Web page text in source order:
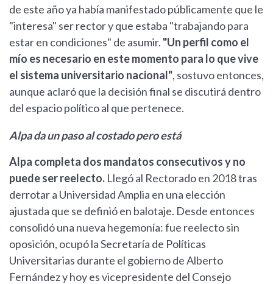
de este año ya había manifestado públicamente que le
"interesa" ser rector y que estaba "trabajando para
estar en condiciones" de asumir. "Un perfil como el
mío es necesario en este momento para lo que vive
el sistema universitario nacional", sostuvo entonces,
aunque aclaró que la decisión final se discutirá dentro
del espacio político al que pertenece.
Alpa da un paso al costado pero está
Alpa completa dos mandatos consecutivos y no
puede ser reelecto. Llegó al Rectorado en 2018 tras
derrotar a Universidad Amplia en una elección
ajustada que se definió en balotaje. Desde entonces
consolidó una nueva hegemonía: fue reelecto sin
oposición, ocupó la Secretaría de Políticas
Universitarias durante el gobierno de Alberto
Fernández y hoy es vicepresidente del Consejo